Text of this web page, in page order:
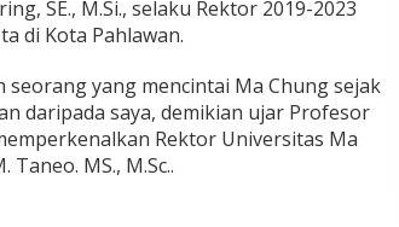
SE., M.Si., selaku Rektor 2019-2023
di Kota Pahlawan.
yang mencintai Ma Chung sejak
daripada saya, demikian ujar Profesor
Rektor Universitas Ma
MS., M.Sc..